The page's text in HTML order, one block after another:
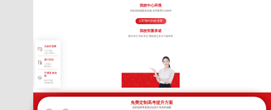
我校中心环境
高标准校园配套设施 高考教育行业标杆
立即预约到校考察
我校郑重承诺
因为专注 所以专业 我校成立至今只做高考
无条件退费
7天不满意
交多少退多少
签订协议
入学签订
辅导协议
不满意 换老
师
教学不满意
老师随时换
免费定制高考提升方案
您的选择将直接决定孩子高考的成败